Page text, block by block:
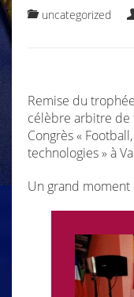
uncategorized
Remise du
célèbre arbitre de
Congrès «
technologies » à
Un grand moment